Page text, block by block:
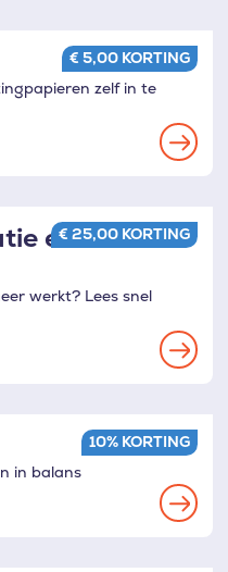
zelf in te
Read
€ 5,00 KORTING
en
werkt? Lees snel
Read
€ 25,00 KORTING
in balans
Read
10% KORTING